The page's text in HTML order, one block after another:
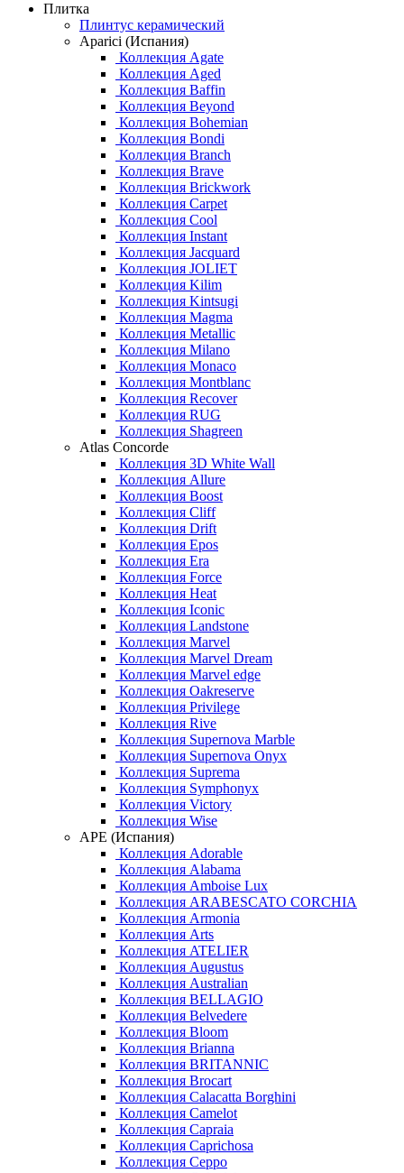
Плитка
Плинтус керамический
Aparici (Испания)
Коллекция Agate
Коллекция Aged
Коллекция Baffin
Коллекция Beyond
Коллекция Bohemian
Коллекция Bondi
Коллекция Branch
Коллекция Brave
Коллекция Brickwork
Коллекция Carpet
Коллекция Cool
Коллекция Instant
Коллекция Jacquard
Коллекция JOLIET
Коллекция Kilim
Коллекция Kintsugi
Коллекция Magma
Коллекция Metallic
Коллекция Milano
Коллекция Monaco
Коллекция Montblanc
Коллекция Recover
Коллекция RUG
Коллекция Shagreen
Atlas Concorde
Коллекция 3D White Wall
Коллекция Allure
Коллекция Boost
Коллекция Cliff
Коллекция Drift
Коллекция Epos
Коллекция Era
Коллекция Force
Коллекция Heat
Коллекция Iconic
Коллекция Landstone
Коллекция Marvel
Коллекция Marvel Dream
Коллекция Marvel edge
Коллекция Oakreserve
Коллекция Privilege
Коллекция Rive
Коллекция Supernova Marble
Коллекция Supernova Onyx
Коллекция Suprema
Коллекция Symphonyx
Коллекция Victory
Коллекция Wise
APE (Испания)
Коллекция Adorable
Коллекция Alabama
Коллекция Amboise Lux
Коллекция ARABESCATO CORCHIA
Коллекция Armonia
Коллекция Arts
Коллекция ATELIER
Коллекция Augustus
Коллекция Australian
Коллекция BELLAGIO
Коллекция Belvedere
Коллекция Bloom
Коллекция Brianna
Коллекция BRITANNIC
Коллекция Brocart
Коллекция Calacatta Borghini
Коллекция Camelot
Коллекция Capraia
Коллекция Caprichosa
Коллекция Ceppo